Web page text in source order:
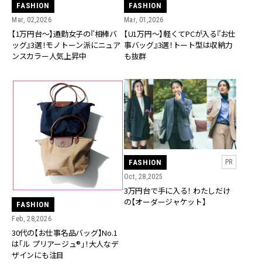
FASHION
Mar, 02,2026
【1万円台〜】通勤女子の『相棒バ
ッグ』3選！モノトーン派にニュア
ンスカラー人気上昇中
FASHION
Mar, 01,2026
【U1万円〜】軽くてPCが入る『お仕
事バッグ』3選！トート型は収納力
も抜群
FASHION
Feb, 28,2026
30代の【お仕事名品バッグ】No.1
は「ル プリアージュ®️」！大人なデ
ザインにも注目
FASHION
PR
Oct, 28,2025
3万円台で手に入る！ わたしだけ
の【オーダージャケット】